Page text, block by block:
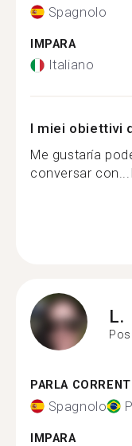
Spagnolo
IMPARA
Italiano
I miei obiettivi
Me gustaría
conversar con...
L.
PARLA
Spagnolo
IMPARA